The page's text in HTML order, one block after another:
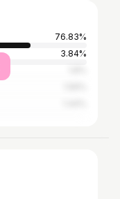
76.83%
3.84%